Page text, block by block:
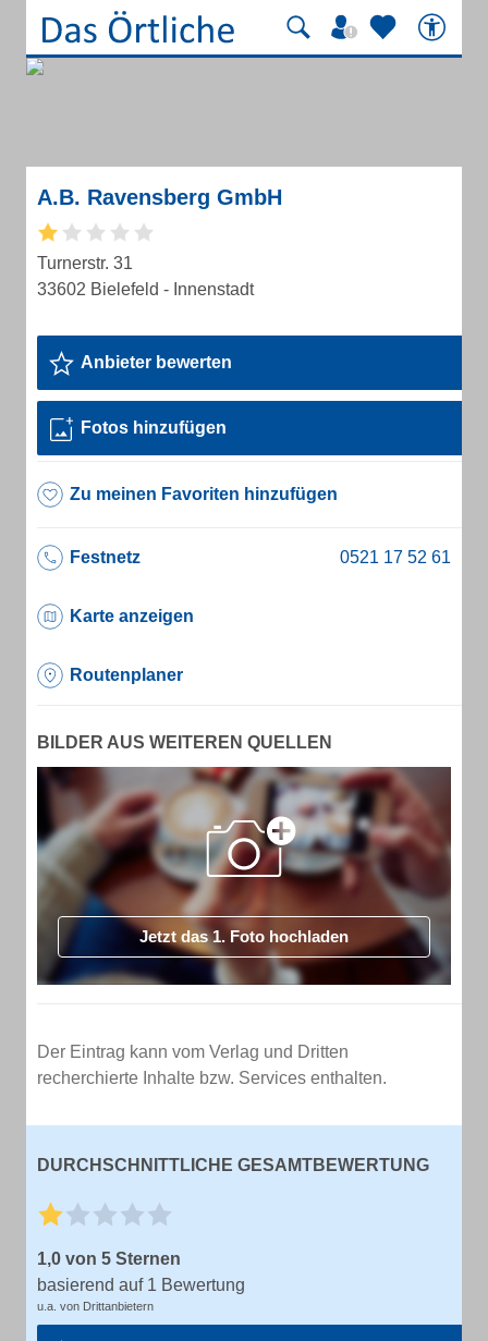
A.B. Ravensberg GmbH
Turnerstr. 31
33602 Bielefeld - Innenstadt
Anbieter bewerten
Fotos hinzufügen
Zu meinen Favoriten hinzufügen
Festnetz
Karte anzeigen
Routenplaner
BILDER AUS WEITEREN QUELLEN
Jetzt das 1. Foto hochladen
Der Eintrag kann vom Verlag und Dritten
recherchierte Inhalte bzw. Services enthalten.
DURCHSCHNITTLICHE GESAMTBEWERTUNG
1,0 von 5 Sternen
basierend auf 1 Bewertung
u.a. von Drittanbietern